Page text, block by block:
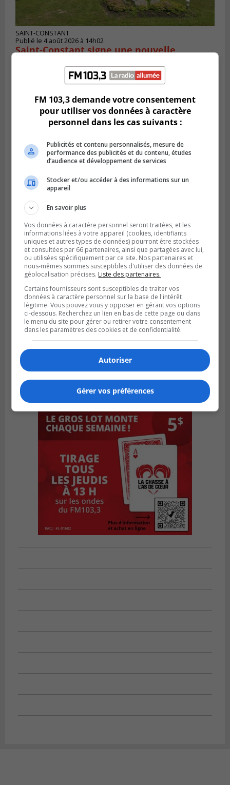
SAINT-CONSTANT
Publié le 4 août 2026 à 14h02
Saint-Constant signe une nouvelle
Publié le 4 août 2026 à 12h00
Une conseillère de Saint-Lambert craint le
développement de MET
FM 103,3 demande votre consentement
pour utiliser vos données à caractère
personnel dans les cas suivants :
Publicités et contenu personnalisés, mesure de
performance des publicités et du contenu, études
d’audience et développement de services
Stocker et/ou accéder à des informations sur un
appareil
En savoir plus
Vos données à caractère personnel seront traitées, et les
informations liées à votre appareil (cookies, identifiants
uniques et autres types de données) pourront être stockées
et consultées par 66 partenaires, ainsi que partagées avec lui,
ou utilisées spécifiquement par ce site. Nos partenaires et
nous-mêmes sommes susceptibles d'utiliser des données de
géolocalisation précises. Liste des partenaires.
Certains fournisseurs sont susceptibles de traiter vos
données à caractère personnel sur la base de l'intérêt
légitime. Vous pouvez vous y opposer en gérant vos options
ci-dessous. Recherchez un lien en bas de cette page ou dans
le menu du site pour gérer ou retirer votre consentement
dans les paramètres des cookies et de confidentialité.
Autoriser
Gérer vos préférences